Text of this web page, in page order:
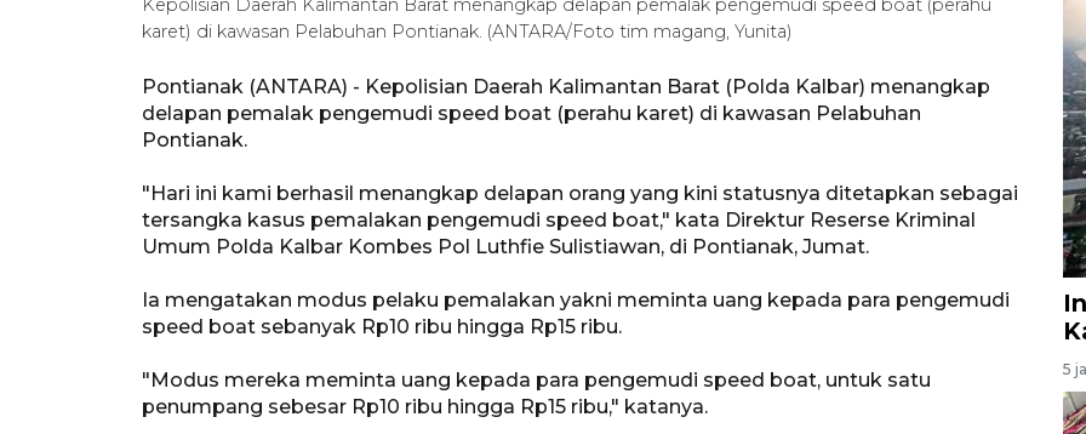
Kepolisian Daerah Kalimantan Barat menangkap delapan pemalak pengemudi speed boat (perahu
karet) di kawasan Pelabuhan Pontianak. (ANTARA/Foto tim magang, Yunita)
Pontianak (ANTARA) - Kepolisian Daerah Kalimantan Barat (Polda Kalbar) menangkap
delapan pemalak pengemudi speed boat (perahu karet) di kawasan Pelabuhan
Pontianak.
"Hari ini kami berhasil menangkap delapan orang yang kini statusnya ditetapkan sebagai
tersangka kasus pemalakan pengemudi speed boat," kata Direktur Reserse Kriminal
Umum Polda Kalbar Kombes Pol Luthfie Sulistiawan, di Pontianak, Jumat.
Ia mengatakan modus pelaku pemalakan yakni meminta uang kepada para pengemudi
speed boat sebanyak Rp10 ribu hingga Rp15 ribu.
"Modus mereka meminta uang kepada para pengemudi speed boat, untuk satu
penumpang sebesar Rp10 ribu hingga Rp15 ribu," katanya.
5